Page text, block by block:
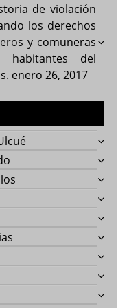
de violación
los derechos
y comuneras
habitantes del
enero 26, 2017